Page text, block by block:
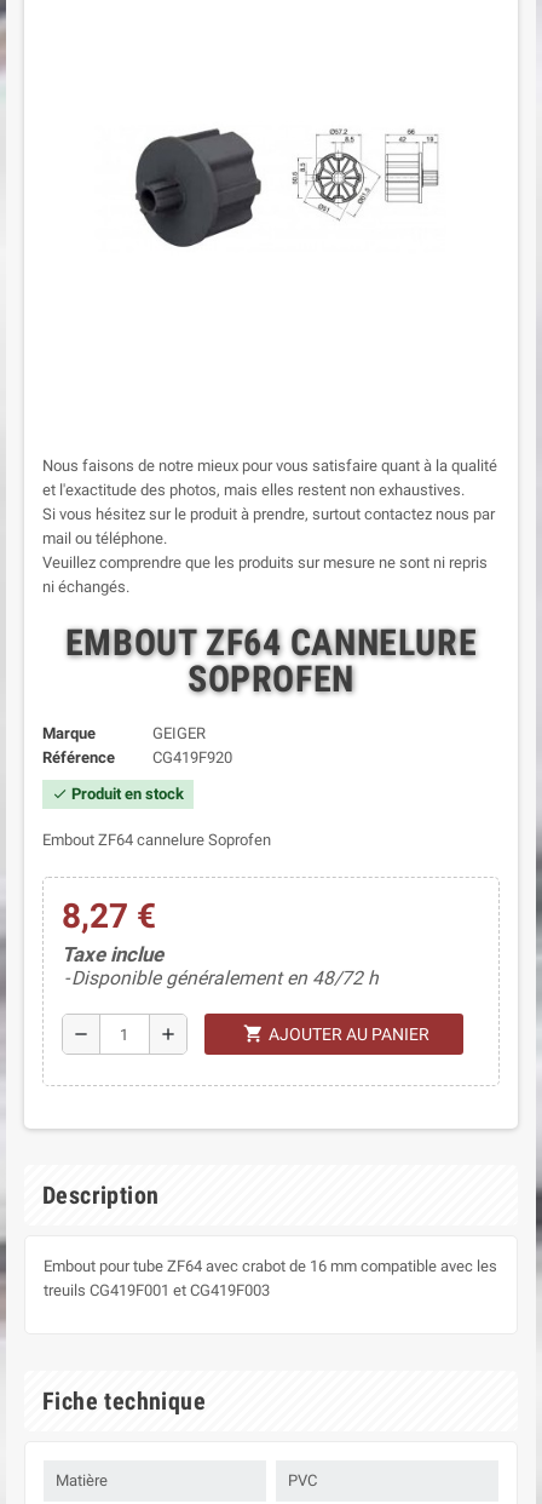
Nous faisons de notre mieux pour vous satisfaire quant à la qualité
et l'exactitude des photos, mais elles restent non exhaustives.
Si vous hésitez sur le produit à prendre, surtout contactez nous par
mail ou téléphone.
Veuillez comprendre que les produits sur mesure ne sont ni repris
ni échangés.
EMBOUT ZF64 CANNELURE
SOPROFEN
Marque
GEIGER
Référence
CG419F920
check Produit en stock
Embout ZF64 cannelure Soprofen
8,27 €
Taxe inclue
Disponible généralement en 48/72 h
remove add shopping_cart AJOUTER AU PANIER
Description
Embout pour tube ZF64 avec crabot de 16 mm compatible avec les
treuils CG419F001 et CG419F003
Fiche technique
Matière PVC